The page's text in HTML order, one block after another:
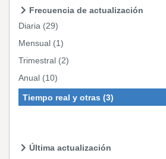
Frecuencia de actualización
Diaria (29)
Mensual (1)
Trimestral (2)
Anual (10)
Tiempo real y otras (3)
Última actualización